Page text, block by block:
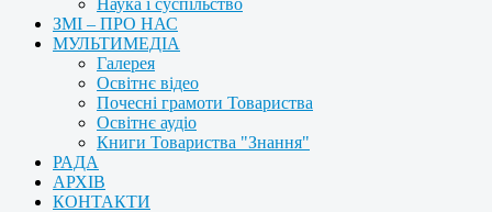
Наука і суспільство
ЗМІ – ПРО НАС
МУЛЬТИМЕДІА
Галерея
Освітнє відео
Почесні грамоти Товариства
Освітнє аудіо
Книги Товариства "Знання"
РАДА
АРХІВ
КОНТАКТИ